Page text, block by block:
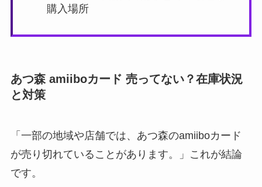
購入場所
あつ森 amiiboカード 売ってない？在庫状況
と対策
「一部の地域や店舗では、あつ森のamiiboカード
が売り切れていることがあります。」これが結論
です。